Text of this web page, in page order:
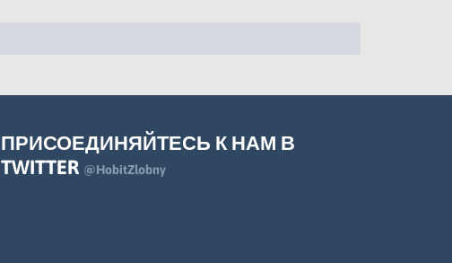
ПРИСОЕДИНЯЙТЕСЬ К НАМ В
TWITTER @HobitZlobny